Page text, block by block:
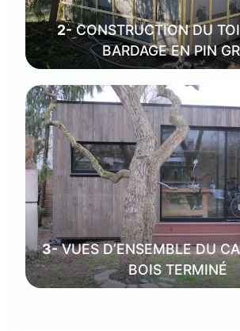
2-CONSTRUCTION DU
BARDAGE EN PIN
3-VUES D’ENSEMBLE DU
BOIS TERMINÉ